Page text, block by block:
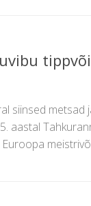
siinsed
aastal